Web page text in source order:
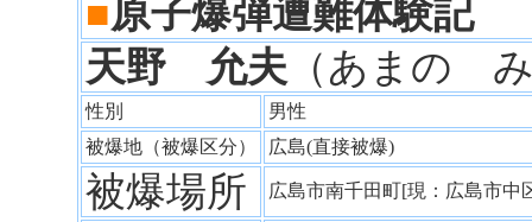
■原子爆弾遭難体験記
天野 允夫 （あまの
性別
男性
被爆地（被爆区分）
広島(直接被爆)
被爆場所 広島市南千田町[現：広島市